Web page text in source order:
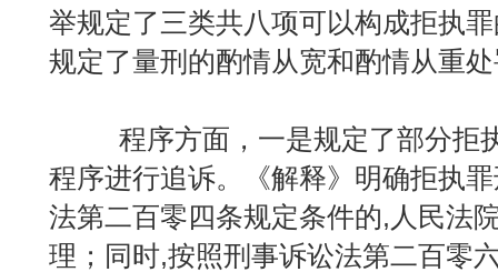
举规定了三类共八项可以构成拒执
规定了量刑的酌情从宽和酌情从重
程序方面，一是规定了部分拒
程序进行追诉。《解释》明确拒执
法第二百零四条规定条件的,人民法
理；同时,按照刑事诉讼法第二百零